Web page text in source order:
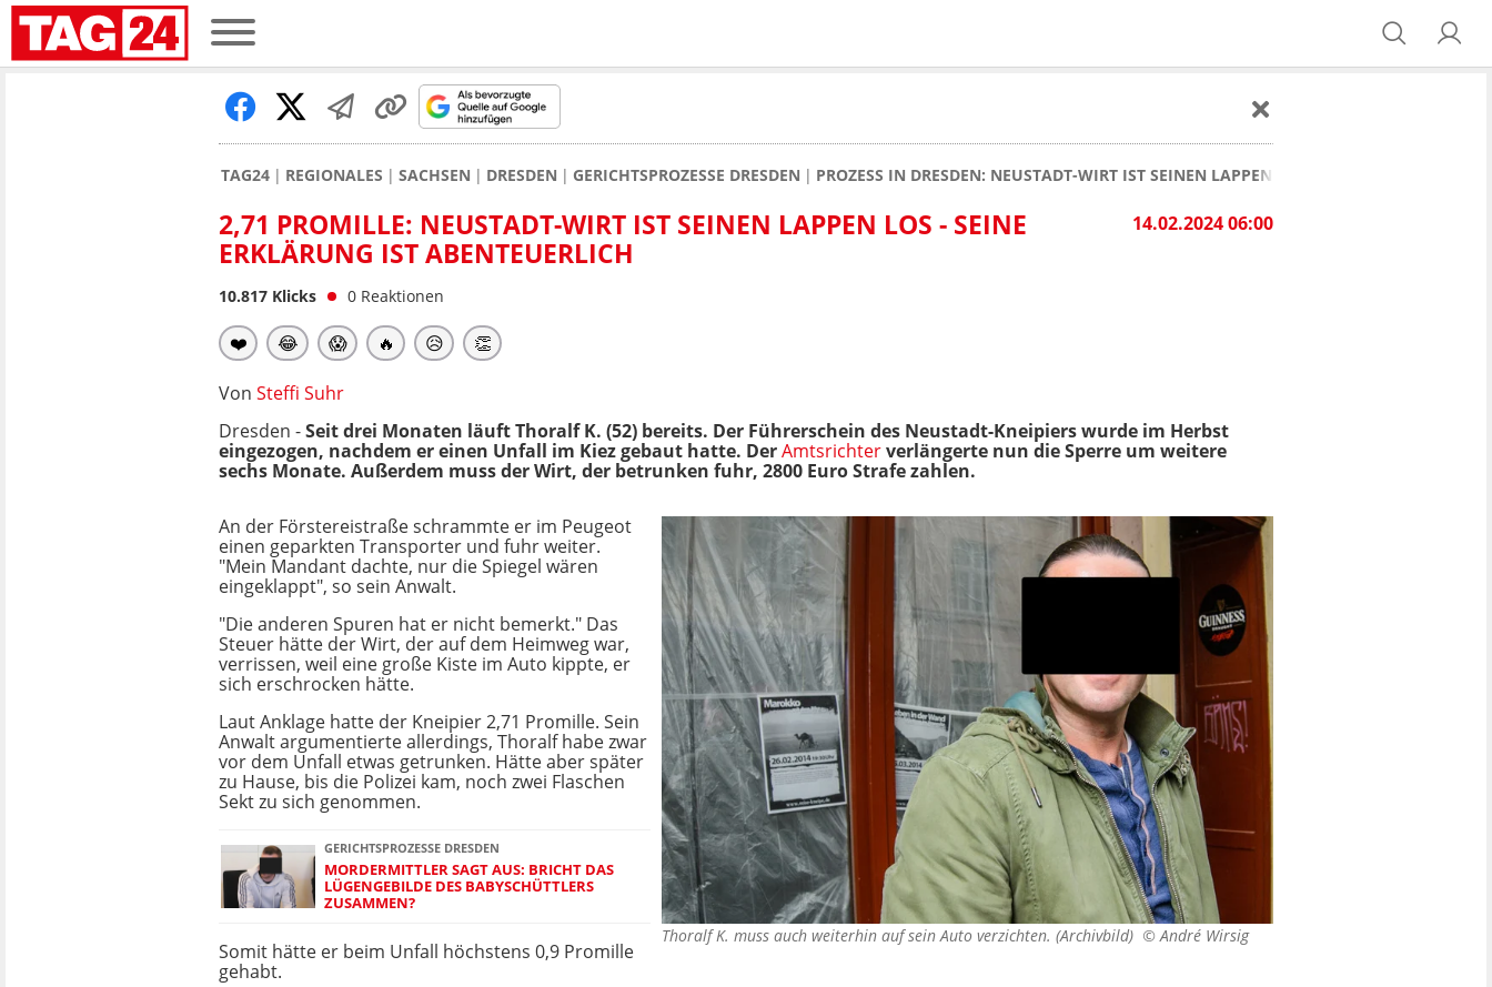
TAG24 REGIONALES SACHSEN DRESDEN GERICHTSPROZESSE DRESDEN PROZESS IN DRESDEN: NEUSTADT-WIRT IST SEINEN LAPPEN LOS - SEINE ERKLÄRUNG
14.02.2024 06:00
2,71 PROMILLE: NEUSTADT-WIRT IST SEINEN LAPPEN LOS - SEINE
ERKLÄRUNG IST ABENTEUERLICH
10.817 Klicks 0 Reaktionen
❤️ 😂 😱 🔥 😥 👏
Von Steffi Suhr
Dresden -Seit drei Monaten läuft Thoralf K. (52) bereits. Der Führerschein des Neustadt-Kneipiers wurde im Herbst
eingezogen, nachdem er einen Unfall im Kiez gebaut hatte. DerAmtsrichterverlängerte nun die Sperre um weitere
sechs Monate. Außerdem muss der Wirt, der betrunken fuhr, 2800 Euro Strafe zahlen.
Thoralf K. muss auch weiterhin auf sein Auto verzichten. (Archivbild) ©André Wirsig
An der Förstereistraße schrammte er im Peugeot
einen geparkten Transporter und fuhr weiter.
"Mein Mandant dachte, nur die Spiegel wären
eingeklappt", so sein Anwalt.
"Die anderen Spuren hat er nicht bemerkt." Das
Steuer hätte der Wirt, der auf dem Heimweg war,
verrissen, weil eine große Kiste im Auto kippte, er
sich erschrocken hätte.
Laut Anklage hatte der Kneipier 2,71 Promille. Sein
Anwalt argumentierte allerdings, Thoralf habe zwar
vor dem Unfall etwas getrunken. Hätte aber später
zu Hause, bis die Polizei kam, noch zwei Flaschen
Sekt zu sich genommen.
GERICHTSPROZESSE DRESDEN
MORDERMITTLER SAGT AUS: BRICHT DAS
LÜGENGEBILDE DES BABYSCHÜTTLERS
ZUSAMMEN?
Somit hätte er beim Unfall höchstens 0,9 Promille
gehabt.